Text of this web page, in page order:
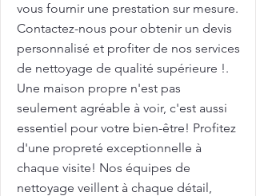
vous fournir une prestation sur mesure.
Contactez-nous pour obtenir un devis
personnalisé et profiter de nos services
de nettoyage de qualité supérieure !.
Une maison propre n'est pas
seulement agréable à voir, c'est aussi
essentiel pour votre bien-être! Profitez
d'une propreté exceptionnelle à
chaque visite! Nos équipes de
nettoyage veillent à chaque détail,